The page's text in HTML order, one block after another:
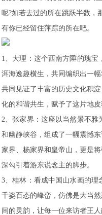
呢?如若去过的所在跳跃半数，
有你已经留住萍踪的所在吧。
1、大理：这个西南方陲的瑰
洱海逸趣横生，共同编织出一
共同见证了丰富的历史文化积
化的和谐共生，赋予了这片地
2、张家界：这座以当然景不
和幽静峡谷，组成了一幅震憾
家界、杨家界和皇帝山，更是
深勾引着游东说念主的脚步。
3、桂林：看成中国山水画的
千姿百态的峰峦，仿佛是大当
间的灵韵，让每一位来访者王